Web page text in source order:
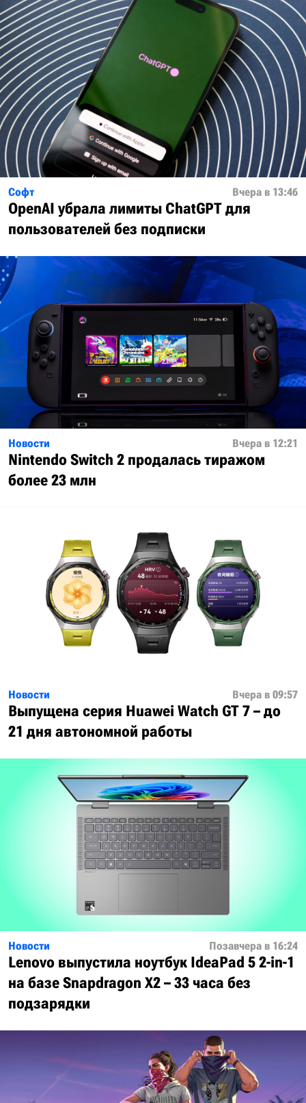
Софт Вчера в 13:46
OpenAI убрала лимиты ChatGPT для
пользователей без подписки
Новости Вчера в 12:21
Nintendo Switch 2 продалась тиражом
более 23 млн
Новости Вчера в 09:57
Выпущена серия Huawei Watch GT 7 – до
21 дня автономной работы
Новости Позавчера в 16:24
Lenovo выпустила ноутбук IdeaPad 5 2-in-1
на базе Snapdragon X2 – 33 часа без
подзарядки